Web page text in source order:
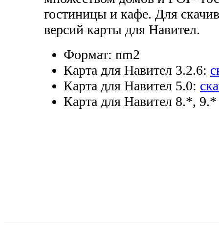
гостиницы и кафе. Для
версий карты для Навител.
Формат: nm2
Карта для Навител 3.2.6:
Карта для Навител 5.0:
Карта для Навител 8.*,